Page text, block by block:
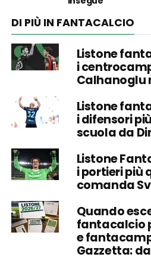
DI PIÙ IN FANTACALCIO
Listone
i
Calhanoglu
Listone
i difensori
scuola da
Listone
i portieri più
comanda
Quando
fantacalcio
e
Gazzetta: